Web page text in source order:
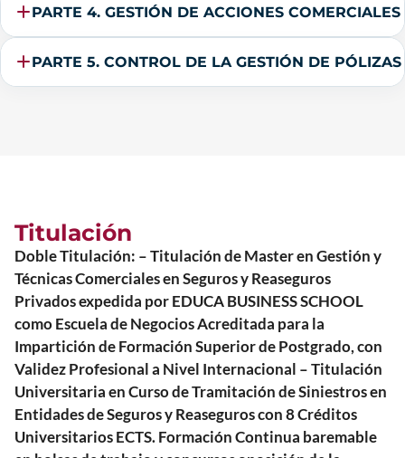
PARTE 4. GESTIÓN DE ACCIONES
PARTE 5. CONTROL DE LA GESTIÓN DE PÓLIZAS
Titulación
Doble Titulación: – Titulación de Master en Gestión y
Técnicas Comerciales en Seguros y Reaseguros
Privados expedida por EDUCA BUSINESS SCHOOL
como Escuela de Negocios Acreditada para la
Impartición de Formación Superior de Postgrado, con
Validez Profesional a Nivel Internacional – Titulación
Universitaria en Curso de Tramitación de Siniestros en
Entidades de Seguros y Reaseguros con 8 Créditos
Universitarios ECTS. Formación Continua baremable